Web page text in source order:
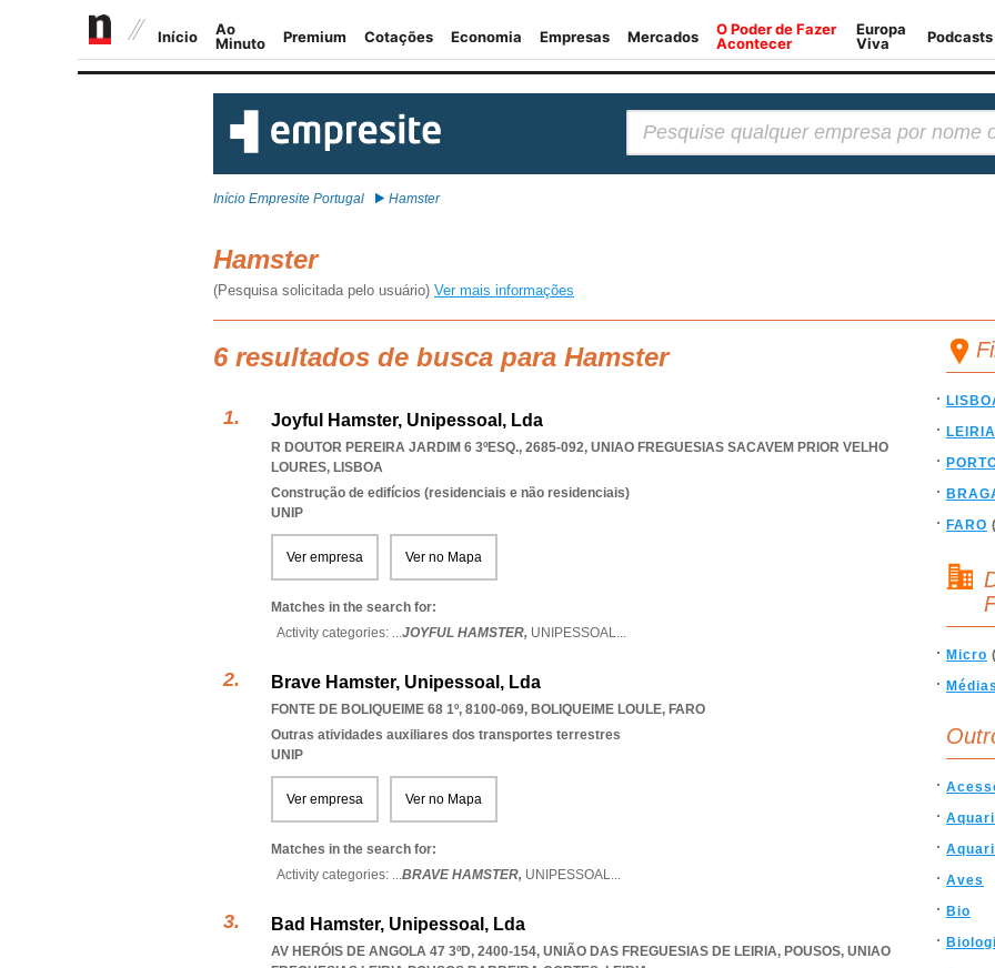
Início Empresite Portugal Hamster
Hamster
(Pesquisa solicitada pelo usuário) Ver mais informações
6 resultados de busca para Hamster
Joyful Hamster, Unipessoal, Lda
R DOUTOR PEREIRA JARDIM 6 3ºESQ., 2685-092, UNIAO FREGUESIAS SACAVEM PRIOR VELHO
LOURES, LISBOA
Construção de edifícios (residenciais e não residenciais)
UNIP
Ver empresa Ver no Mapa
Matches in the search for:
Activity categories: ...JOYFUL HAMSTER, UNIPESSOAL...
Brave Hamster, Unipessoal, Lda
FONTE DE BOLIQUEIME 68 1º, 8100-069, BOLIQUEIME LOULE, FARO
Outras atividades auxiliares dos transportes terrestres
UNIP
Ver empresa Ver no Mapa
Matches in the search for:
Activity categories: ...BRAVE HAMSTER, UNIPESSOAL...
Bad Hamster, Unipessoal, Lda
AV HERÓIS DE ANGOLA 47 3ºD, 2400-154, UNIÃO DAS FREGUESIAS DE LEIRIA, POUSOS, UNIAO
LEIRIA
FARO
Micro
Aves
Bio